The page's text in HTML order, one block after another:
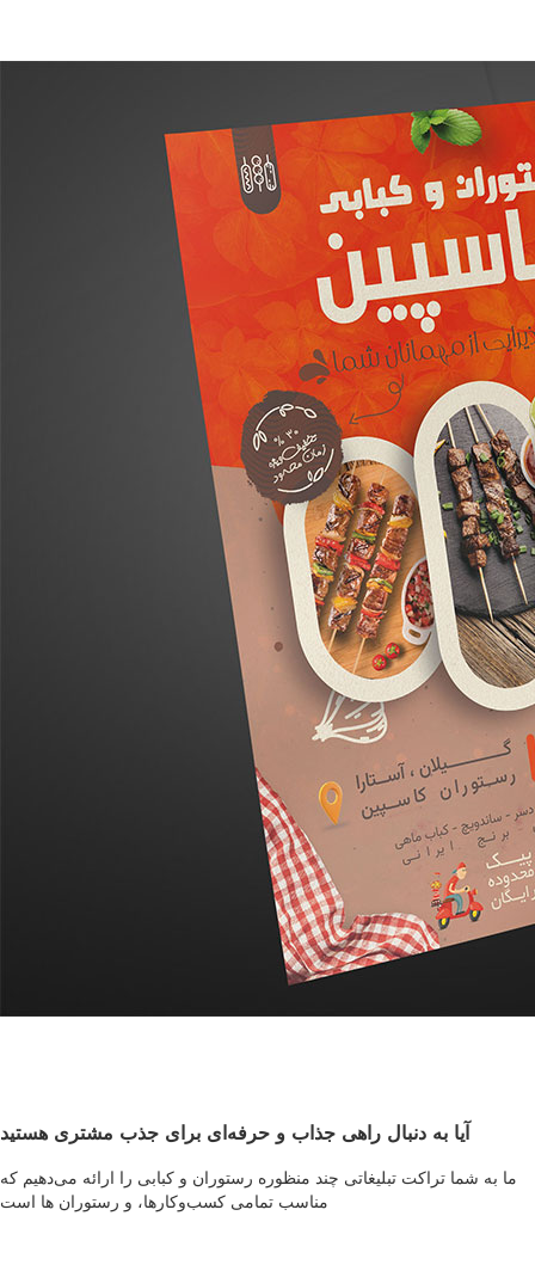
آیا به دنبال راهی جذاب و حرفه‌ای برای جذب مشتری هستید
ما به شما تراکت تبلیغاتی چند منظوره رستوران و کبابی را ارائه می‌دهیم که
مناسب تمامی کسب‌وکارها، و رستوران ها است